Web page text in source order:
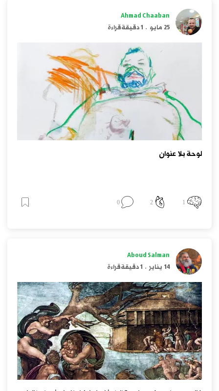
Ahmad Chaaban
25 مايو
. 1 دقيقة قراءة
لوحة بلا عنوان
1
2
0
Aboud Salman
14 يناير
. 1 دقيقة قراءة